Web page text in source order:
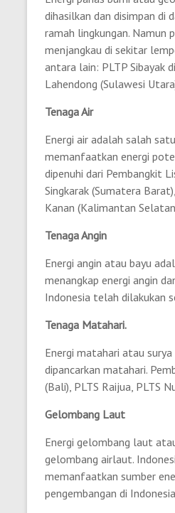
dihasilkan dan disimpan di
ramah lingkungan.
menjangkau di sekitar
antara lain: PLTP Sibayak
Lahendong (Sulawesi
Tenaga Air
Energi air adalah salah
memanfaatkan energi
dipenuhi dari Pembangkit
Singkarak (Sumatera
Kanan (Kalimantan
Tenaga Angin
Energi angin atau bayu
menangkap energi angin
Indonesia telah dilakukan
Tenaga Matahari.
Energi matahari atau
dipancarkan matahari.
(Bali), PLTS Raijua, PLTS
Gelombang Laut
Energi gelombang laut
gelombang airlaut.
memanfaatkan sumber
pengembangan di